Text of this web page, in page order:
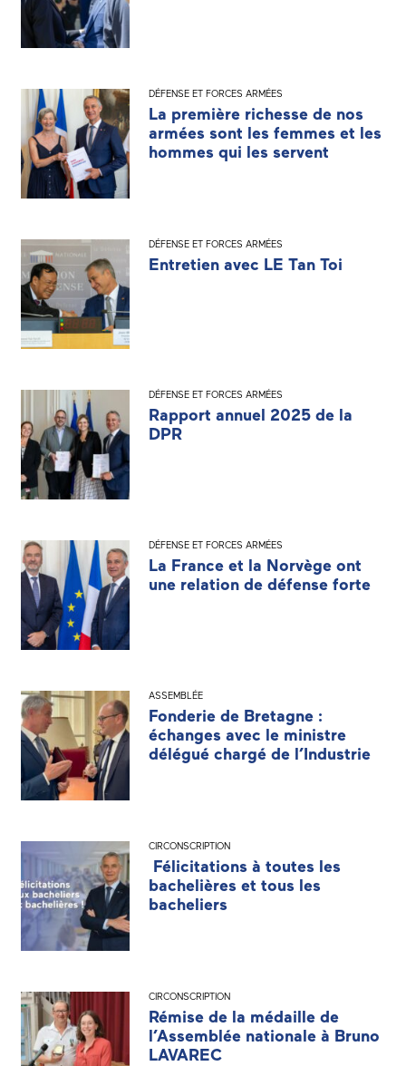
DÉFENSE ET FORCES ARMÉES
La première richesse de nos
armées sont les femmes et les
hommes qui les servent
DÉFENSE ET FORCES ARMÉES
Entretien avec LE Tan Toi
DÉFENSE ET FORCES ARMÉES
Rapport annuel 2025 de la
DPR
DÉFENSE ET FORCES ARMÉES
La France et la Norvège ont
une relation de défense forte
ASSEMBLÉE
Fonderie de Bretagne :
échanges avec le ministre
délégué chargé de l’Industrie
CIRCONSCRIPTION
Félicitations à toutes les
bachelières et tous les
bacheliers
CIRCONSCRIPTION
Rémise de la médaille de
l’Assemblée nationale à Bruno
LAVAREC